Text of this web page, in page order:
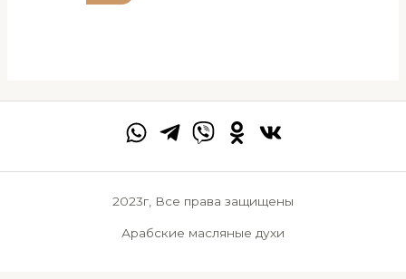
2023г, Все права защищены
Арабские масляные духи